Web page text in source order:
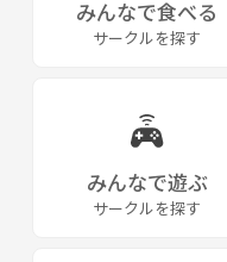
みんなで食べる
サークルを探す
みんなで遊ぶ
サークルを探す